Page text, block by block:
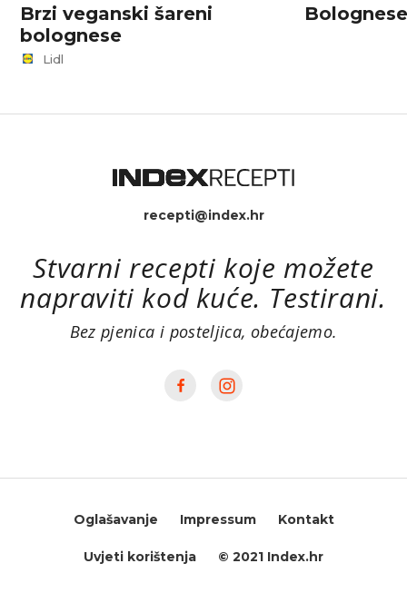
Brzi veganski šareni
bolognese
Lidl
recepti@index.hr
Stvarni recepti koje možete
napraviti kod kuće. Testirani.
Bez pjenica i posteljica, obećajemo.
Oglašavanje Impressum Kontakt
Uvjeti korištenja © 2021 Index.hr